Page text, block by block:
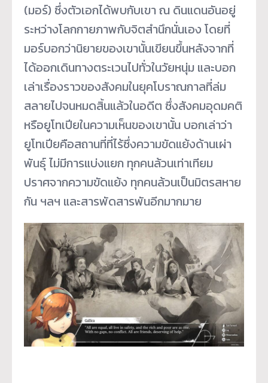
(มอร์) ซึ่งตัวเอกได้พบกับเขา ณ ดินแดนอันอยู่
ระหว่างโลกกายภาพกับจิตสำนึกนั่นเอง โดยที่
มอร์บอกว่านิยายของเขานั้นเขียนขึ้นหลังจากที่
ได้ออกเดินทางตระเวนไปทั่วในวัยหนุ่ม และบอก
เล่าเรื่องราวของสังคมในยุคโบราณกาลที่ล่ม
สลายไปจนหมดสิ้นแล้วในอดีต ซึ่งสังคมอุดมคติ
หรือยูโทเปียในความเห็นของเขานั้น บอกเล่าว่า
ยูโทเปียคือสถานที่ที่ไร้ซึ่งความขัดแย้งด้านเผ่า
พันธุ์ ไม่มีการแบ่งแยก ทุกคนล้วนเท่าเทียม
ปราศจากความขัดแย้ง ทุกคนล้วนเป็นมิตรสหาย
กัน ฯลฯ และสารพัดสารพันอีกมากมาย